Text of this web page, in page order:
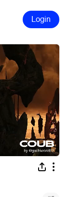
Login